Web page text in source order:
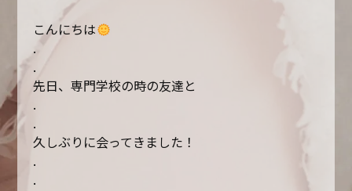
こんにちは
.
.
先日、専門学校の時の友達と
.
.
久しぶりに会ってきました！
.
.